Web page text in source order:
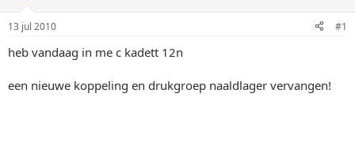
t
a
r
r
u
13 jul 2010 #1
heb vandaag in me c kadett 12n
een nieuwe koppeling en drukgroep naaldlager vervangen!